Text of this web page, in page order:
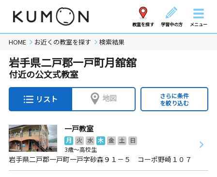
教室を探す 学習中の方 メニュー
HOME お近くの教室を探す 検索結果
岩手県二戸郡一戸町月舘舘
付近の公文式教室
リスト 地図
さらに条件
を絞り込む
一戸教室
月 火 水 木 金 土
日
3歳～高校生
岩手県二戸郡一戸町一戸字砂森９１－５ コーポ野崎１０７